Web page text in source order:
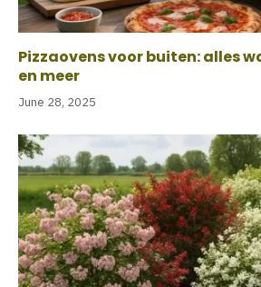
Pizzaovens voor buiten: alles
en meer
June 28, 2025